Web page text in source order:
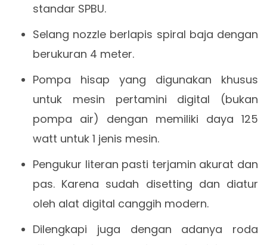
standar SPBU.
Selang nozzle berlapis spiral baja dengan
berukuran 4 meter.
Pompa hisap yang digunakan khusus
untuk mesin pertamini digital (bukan
pompa air) dengan memiliki daya 125
watt untuk 1 jenis mesin.
Pengukur literan pasti terjamin akurat dan
pas. Karena sudah disetting dan diatur
oleh alat digital canggih modern.
Dilengkapi juga dengan adanya roda